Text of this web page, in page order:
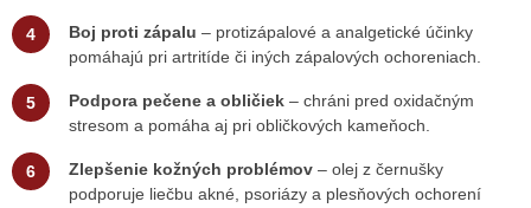
Boj proti zápalu – protizápalové a analgetické účinky
pomáhajú pri artritíde či iných zápalových ochoreniach.
Podpora pečene a obličiek – chráni pred oxidačným
stresom a pomáha aj pri obličkových kameňoch.
Zlepšenie kožných problémov – olej z černušky
podporuje liečbu akné, psoriázy a plesňových ochorení